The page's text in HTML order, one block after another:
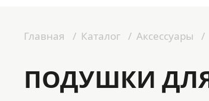
Главная Каталог Аксессуары
ПОДУШКИ